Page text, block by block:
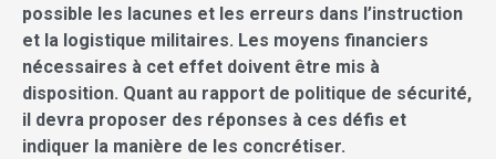
possible les lacunes et les erreurs dans l’instruction
et la logistique militaires. Les moyens financiers
nécessaires à cet effet doivent être mis à
disposition. Quant au rapport de politique de sécurité,
il devra proposer des réponses à ces défis et
indiquer la manière de les concrétiser.